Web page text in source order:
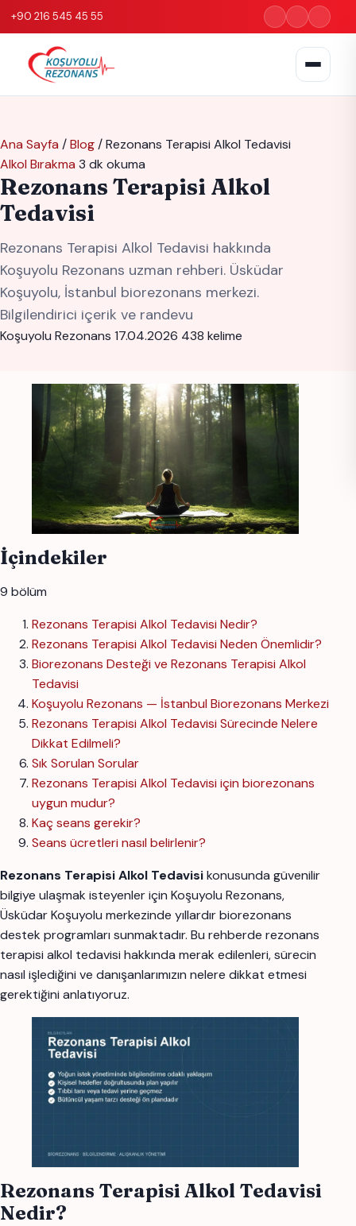
+90 216 545 45 55
Ana Sayfa /Blog/Rezonans Terapisi Alkol Tedavisi
Alkol Bırakma 3 dk okuma
Rezonans Terapisi Alkol
Tedavisi
Rezonans Terapisi Alkol Tedavisi hakkında
Koşuyolu Rezonans uzman rehberi. Üsküdar
Koşuyolu, İstanbul biorezonans merkezi.
Bilgilendirici içerik ve randevu
Koşuyolu Rezonans 17.04.2026 438 kelime
İçindekiler
9 bölüm
Rezonans Terapisi Alkol Tedavisi Nedir?
Rezonans Terapisi Alkol Tedavisi Neden Önemlidir?
Biorezonans Desteği ve Rezonans Terapisi Alkol
Tedavisi
Koşuyolu Rezonans — İstanbul Biorezonans Merkezi
Rezonans Terapisi Alkol Tedavisi Sürecinde Nelere
Dikkat Edilmeli?
Sık Sorulan Sorular
Rezonans Terapisi Alkol Tedavisi için biorezonans
uygun mudur?
Kaç seans gerekir?
Seans ücretleri nasıl belirlenir?
Rezonans Terapisi Alkol Tedavisikonusunda güvenilir
bilgiye ulaşmak isteyenler için Koşuyolu Rezonans,
Üsküdar Koşuyolu merkezinde yıllardır biorezonans
destek programları sunmaktadır. Bu rehberde rezonans
terapisi alkol tedavisi hakkında merak edilenleri, sürecin
nasıl işlediğini ve danışanlarımızın nelere dikkat etmesi
gerektiğini anlatıyoruz.
Rezonans Terapisi Alkol Tedavisi
Nedir?